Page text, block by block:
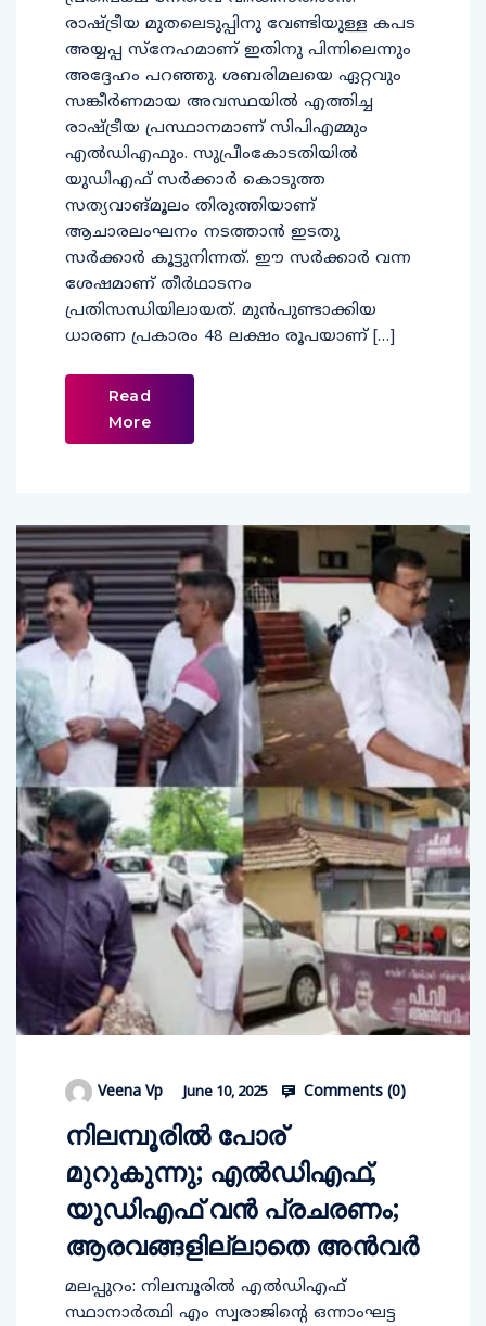
രാഷ്ട്രീയ മുതലെടുപ്പിനു വേണ്ടിയുള്ള കപട
അയ്യപ്പ സ്‌നേഹമാണ് ഇതിനു പിന്നിലെന്നും
അദ്ദേഹം പറഞ്ഞു. ശബരിമലയെ ഏറ്റവും
സങ്കീര്‍ണമായ അവസ്ഥയില്‍ എത്തിച്ച
രാഷ്ട്രീയ പ്രസ്ഥാനമാണ് സിപിഎമ്മും
എല്‍ഡിഎഫും. സുപ്രീംകോടതിയില്‍
യുഡിഎഫ് സര്‍ക്കാര്‍ കൊടുത്ത
സത്യവാങ്മൂലം തിരുത്തിയാണ്
ആചാരലംഘനം നടത്താന്‍ ഇടതു
സര്‍ക്കാര്‍ കൂട്ടുനിന്നത്. ഈ സര്‍ക്കാര്‍ വന്ന
ശേഷമാണ് തീര്‍ഥാടനം
പ്രതിസന്ധിയിലായത്. മുന്‍പുണ്ടാക്കിയ
ധാരണ പ്രകാരം 48 ലക്ഷം രൂപയാണ് […]
Read
More
Veena Vp June 10, 2025 Comments (0)
നിലമ്പൂരില്‍ പോര്
മുറുകുന്നു; എല്‍ഡിഎഫ്,
യുഡിഎഫ് വന്‍ പ്രചരണം;
ആരവങ്ങളില്ലാതെ അന്‍വര്‍
മലപ്പുറം: നിലമ്പൂരില്‍ എല്‍ഡിഎഫ്
സ്ഥാനാര്‍ത്ഥി എം സ്വരാജിന്റെ ഒന്നാംഘട്ട